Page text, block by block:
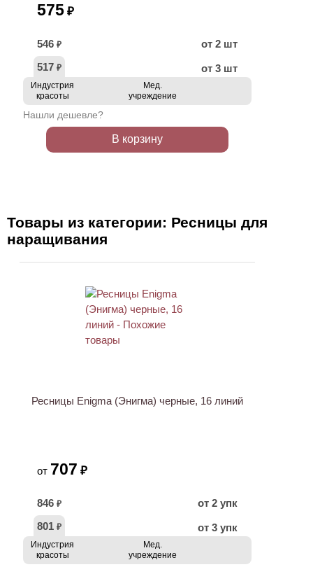
575 ₽
546 ₽
от 2 шт
517 ₽ от 3 шт
Индустрия
красоты
Мед.
учреждение
Нашли дешевле?
В корзину
Товары из категории: Ресницы для
наращивания
Ресницы Enigma (Энигма) черные, 16 линий
от 707 ₽
846 ₽
от 2 упк
801 ₽ от 3 упк
Индустрия
красоты
Мед.
учреждение